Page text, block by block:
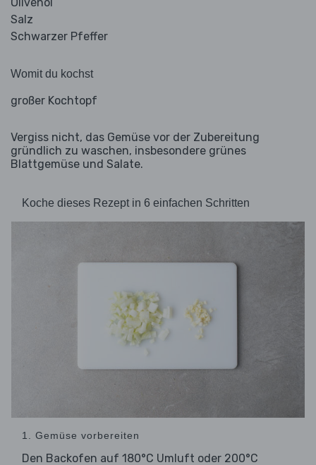
Olivenöl
Salz
Schwarzer Pfeffer
Womit du kochst
großer Kochtopf
Vergiss nicht, das Gemüse vor der Zubereitung
gründlich zu waschen, insbesondere grünes
Blattgemüse und Salate.
Koche dieses Rezept in 6 einfachen Schritten
1. Gemüse vorbereiten
Den Backofen auf 180°C Umluft oder 200°C